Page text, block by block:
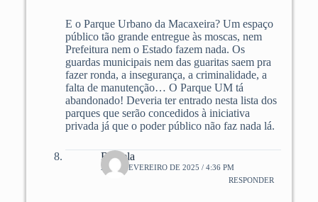
E o Parque Urbano da Macaxeira? Um espaço
público tão grande entregue às moscas, nem
Prefeitura nem o Estado fazem nada. Os
guardas municipais nem das guaritas saem pra
fazer ronda, a insegurança, a criminalidade, a
falta de manutenção… O Parque UM tá
abandonado! Deveria ter entrado nesta lista dos
parques que serão concedidos à iniciativa
privada já que o poder público não faz nada lá.
Rafaela
23 DE FEVEREIRO DE 2025 / 4:36 PM
RESPONDER